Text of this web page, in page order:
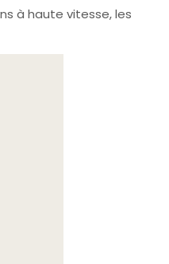
à haute vitesse, les